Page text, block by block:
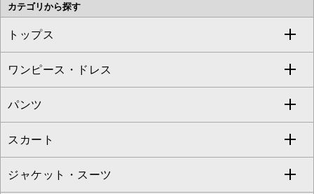
OFUON le MK
MK MICHEL KLEIN HOMME
MK MICHEL KLEIN BAG
カテゴリから探す
トップス
すべてのトップス
カットソー・Tシャツ
ブラウス・シャツ
ニット・セーター
ワンピース・ドレス
すべてのワンピース・ドレス
ワンピース
ドレス
パンツ
すべてのパンツ
フルレングスパンツ
スカート
すべてのスカート
ジャケット・スーツ